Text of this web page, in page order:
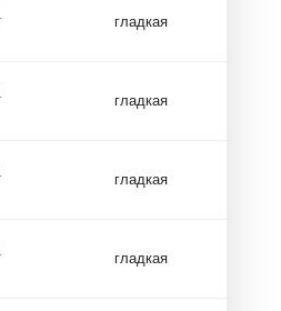
гладкая
гладкая
гладкая
гладкая